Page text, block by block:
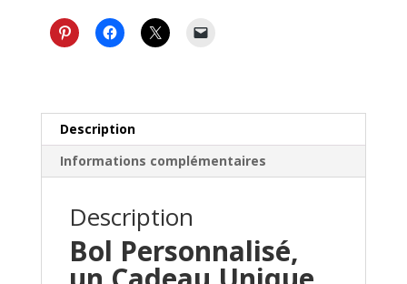
Description
Informations complémentaires
Description
Bol Personnalisé,